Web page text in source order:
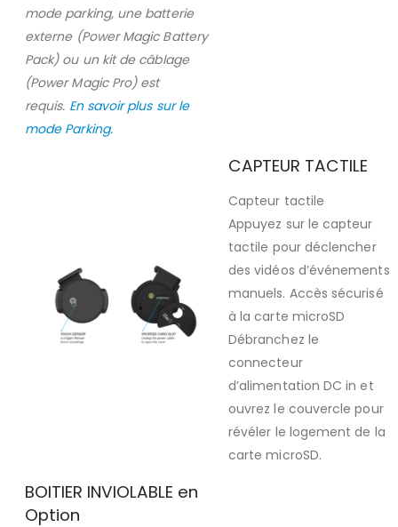
mode parking, une batterie
externe (Power Magic Battery
Pack) ou un kit de câblage
(Power Magic Pro) est
requis. En savoir plus sur le
mode Parking.
CAPTEUR TACTILE
Capteur tactile
Appuyez sur le capteur
tactile pour déclencher
des vidéos d’événements
manuels. Accès sécurisé
à la carte microSD
Débranchez le
connecteur
d’alimentation DC in et
ouvrez le couvercle pour
révéler le logement de la
carte microSD.
BOITIER INVIOLABLE en
Option